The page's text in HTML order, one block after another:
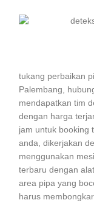
tukang perbaikan
Palembang,
mendapatkan tim
dengan harga
jam untuk booking
anda, dikerjakan
menggunakan
terbaru dengan
area pipa yang
harus